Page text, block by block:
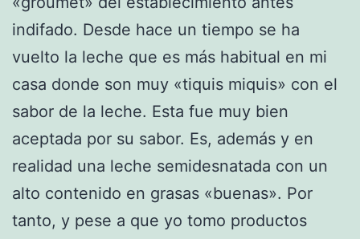
indifado. Desde hace un tiempo se ha
vuelto la leche que es más habitual en mi
casa donde son muy «tiquis miquis» con el
sabor de la leche. Esta fue muy bien
aceptada por su sabor. Es, además y en
realidad una leche semidesnatada con un
alto contenido en grasas «buenas». Por
tanto, y pese a que yo tomo productos